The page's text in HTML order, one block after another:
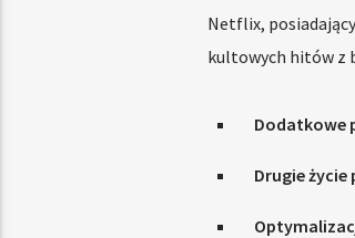
Netflix,
kultowych hitów z
Dodatkowe
Drugie